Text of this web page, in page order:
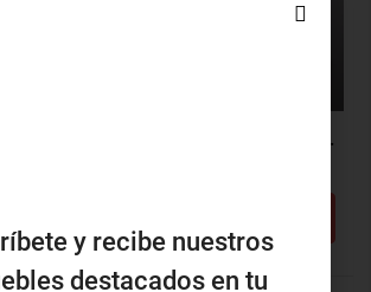
Apartamento Arriendo, Alameda Del Rio, Barranquilla (29662)
y recibe nuestros
destacados en tu